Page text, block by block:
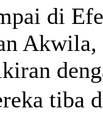
di
Akwila,
tiba